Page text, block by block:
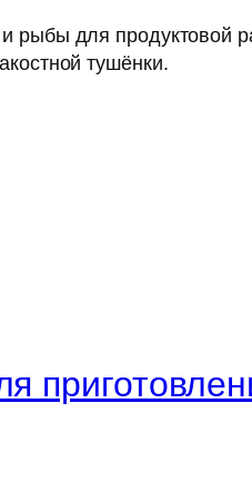
рыбы для продуктовой
тушёнки.